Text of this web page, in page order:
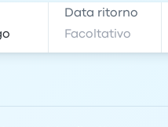
Data ritorno